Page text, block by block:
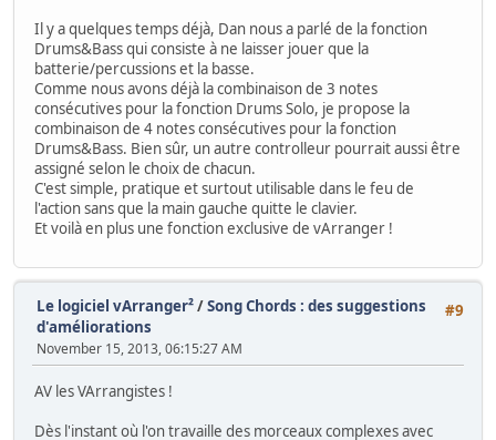
Il y a quelques temps déjà, Dan nous a parlé de la fonction
Drums&Bass qui consiste à ne laisser jouer que la
batterie/percussions et la basse.
Comme nous avons déjà la combinaison de 3 notes
consécutives pour la fonction Drums Solo, je propose la
combinaison de 4 notes consécutives pour la fonction
Drums&Bass. Bien sûr, un autre controlleur pourrait aussi être
assigné selon le choix de chacun.
C'est simple, pratique et surtout utilisable dans le feu de
l'action sans que la main gauche quitte le clavier.
Et voilà en plus une fonction exclusive de vArranger !
#9
Le logiciel vArranger²/Song Chords : des suggestions
d'améliorations
November 15, 2013, 06:15:27 AM
AV les VArrangistes !
Dès l'instant où l'on travaille des morceaux complexes avec